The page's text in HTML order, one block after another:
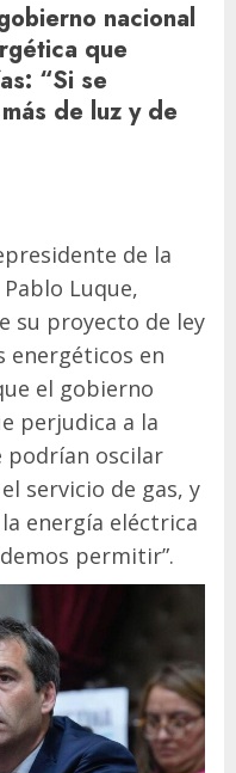
nacional
que
“Si se
de luz y de
de la
Luque,
su proyecto de ley
energéticos en
el gobierno
perjudica a la
podrían oscilar
servicio de gas, y
energía eléctrica
permitir”.